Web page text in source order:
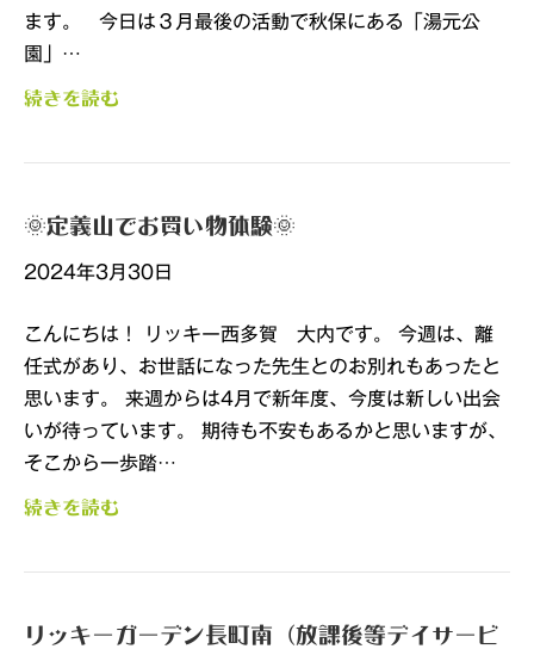
ます。 今日は３月最後の活動で秋保にある「湯元公
園」…
続きを読む
🌞定義山でお買い物体験🌞
2024年3月30日
こんにちは！ リッキー西多賀 大内です。 今週は、離
任式があり、お世話になった先生とのお別れもあったと
思います。 来週からは4月で新年度、今度は新しい出会
いが待っています。 期待も不安もあるかと思いますが、
そこから一歩踏…
続きを読む
リッキーガーデン長町南（放課後等デイサービ